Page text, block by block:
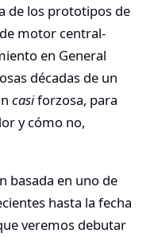
de los prototipos de
motor central-
en General
décadas de un
casiforzosa, para
y cómo no,
basada en uno de
hasta la fecha
veremos debutar